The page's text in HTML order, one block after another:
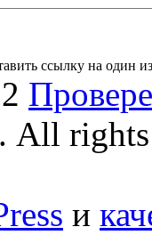
ссылку на один
. All rights
и